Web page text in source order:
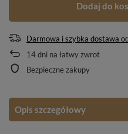
Dodaj do
Darmowa i szybka dostawa
14dni na łatwy zwrot
Bezpieczne zakupy
Opis szczegółowy